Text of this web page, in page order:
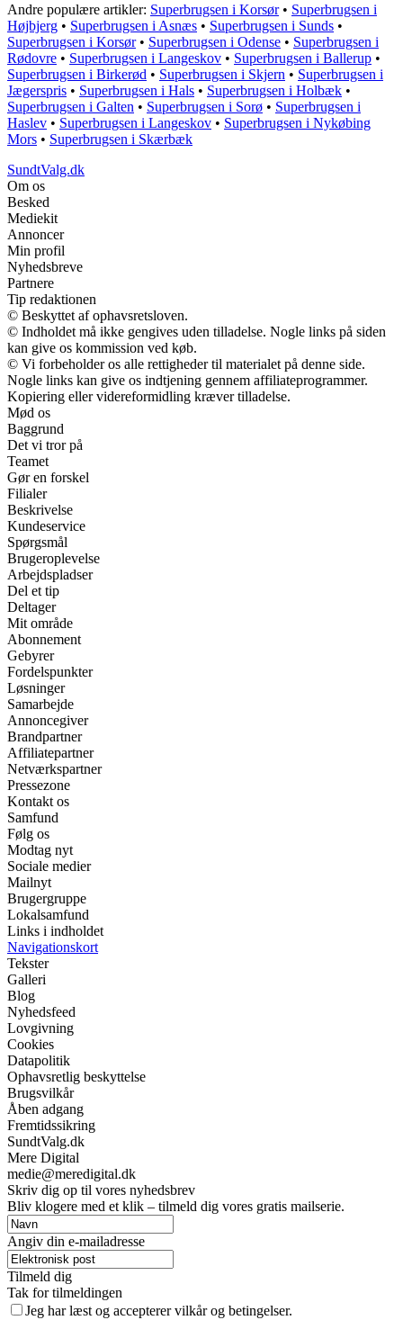
Andre populære artikler: Superbrugsen i Korsør• Superbrugsen i
Højbjerg • Superbrugsen i Asnæs • Superbrugsen i Sunds •
Superbrugsen i Korsør• Superbrugsen i Odense • Superbrugsen i
Rødovre • Superbrugsen i Langeskov • Superbrugsen i Ballerup •
Superbrugsen i Birkerød • Superbrugsen i Skjern • Superbrugsen i
Jægerspris • Superbrugsen i Hals • Superbrugsen i Holbæk •
Superbrugsen i Galten • Superbrugsen i Sorø • Superbrugsen i
Haslev • Superbrugsen i Langeskov • Superbrugsen i Nykøbing
Mors • Superbrugsen i Skærbæk
SundtValg.dk
Om os
Besked
Mediekit
Annoncer
Min profil
Nyhedsbreve
Partnere
Tip redaktionen
© Beskyttet af ophavsretsloven.
© Indholdet må ikke gengives uden tilladelse. Nogle links på siden
kan give os kommission ved køb.
© Vi forbeholder os alle rettigheder til materialet på denne side.
Nogle links kan give os indtjening gennem affiliateprogrammer.
Kopiering eller videreformidling kræver tilladelse.
Mød os
Baggrund
Det vi tror på
Teamet
Gør en forskel
Filialer
Beskrivelse
Kundeservice
Spørgsmål
Brugeroplevelse
Arbejdspladser
Del et tip
Deltager
Mit område
Abonnement
Gebyrer
Fordelspunkter
Løsninger
Samarbejde
Annoncegiver
Brandpartner
Affiliatepartner
Netværkspartner
Pressezone
Kontakt os
Samfund
Følg os
Modtag nyt
Sociale medier
Mailnyt
Brugergruppe
Lokalsamfund
Links i indholdet
Navigationskort
Tekster
Galleri
Blog
Nyhedsfeed
Lovgivning
Cookies
Datapolitik
Ophavsretlig beskyttelse
Brugsvilkår
Åben adgang
Fremtidssikring
SundtValg.dk
Mere Digital
medie@meredigital.dk
Skriv dig op til vores nyhedsbrev
Bliv klogere med et klik – tilmeld dig vores gratis mailserie.
Angiv din e-mailadresse
Tilmeld dig
Tak for tilmeldingen
Jeg har læst og accepterer vilkår og betingelser.